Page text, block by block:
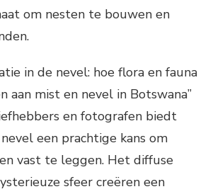
om nesten te bouwen en
in de nevel: hoe flora en fauna
aan mist en nevel in Botswana”
en fotografen biedt
een prachtige kans om
vast te leggen. Het diffuse
sfeer creëren een